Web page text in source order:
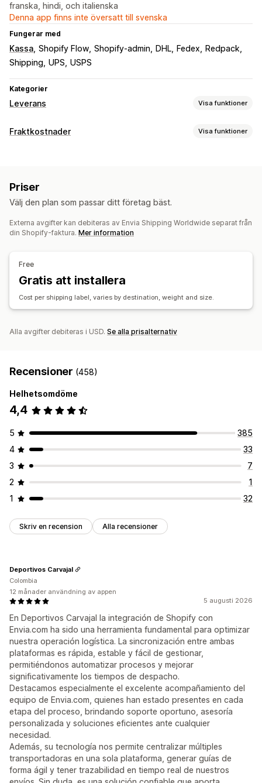
franska, hindi, och italienska
Denna app finns inte översatt till svenska
Fungerar med
Kassa Shopify Flow Shopify-admin DHL Fedex
Redpack
Shipping UPS USPS
Kategorier
Leverans Visa funktioner
Etiketter och förpackningsmaterial
Fraktkostnader
Ordersynkronisering
Spårning i realtid
Fraktkostnader Visa funktioner
Flera zoner
Anpassade meddelanden
Restriktioner för postbox
Priser
Välj den plan som passar ditt företag bäst.
Externa avgifter kan debiteras av Envia Shipping Worldwide separat från
din Shopify-faktura. Mer information
Free
Gratis att installera
Cost per shipping label, varies by destination, weight and size.
Alla avgifter debiteras i USD. Se alla prisalternativ
Recensioner (458)
Helhetsomdöme
4,4
5
385
4
33
3
7
2
1
1
32
Skriv en recension Alla recensioner
5 augusti 2026
En Deportivos Carvajal la integración de Shopify con
Envia.com ha sido una herramienta fundamental para optimizar
nuestra operación logística. La sincronización entre ambas
plataformas es rápida, estable y fácil de gestionar,
permitiéndonos automatizar procesos y mejorar
significativamente los tiempos de despacho.
Destacamos especialmente el excelente acompañamiento del
equipo de Envia.com, quienes han estado presentes en cada
etapa del proceso, brindando soporte oportuno, asesoría
personalizada y soluciones eficientes ante cualquier
necesidad.
Además, su tecnología nos permite centralizar múltiples
transportadoras en una sola plataforma, generar guías de
forma ágil y tener trazabilidad en tiempo real de nuestros
Deportivos Carvajal
Colombia
12 månader användning av appen